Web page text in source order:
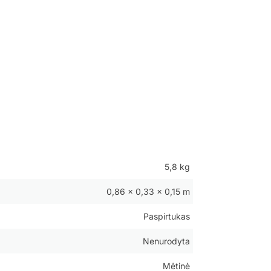
5,8 kg
0,86 × 0,33 × 0,15 m
Paspirtukas
Nenurodyta
Mėtinė